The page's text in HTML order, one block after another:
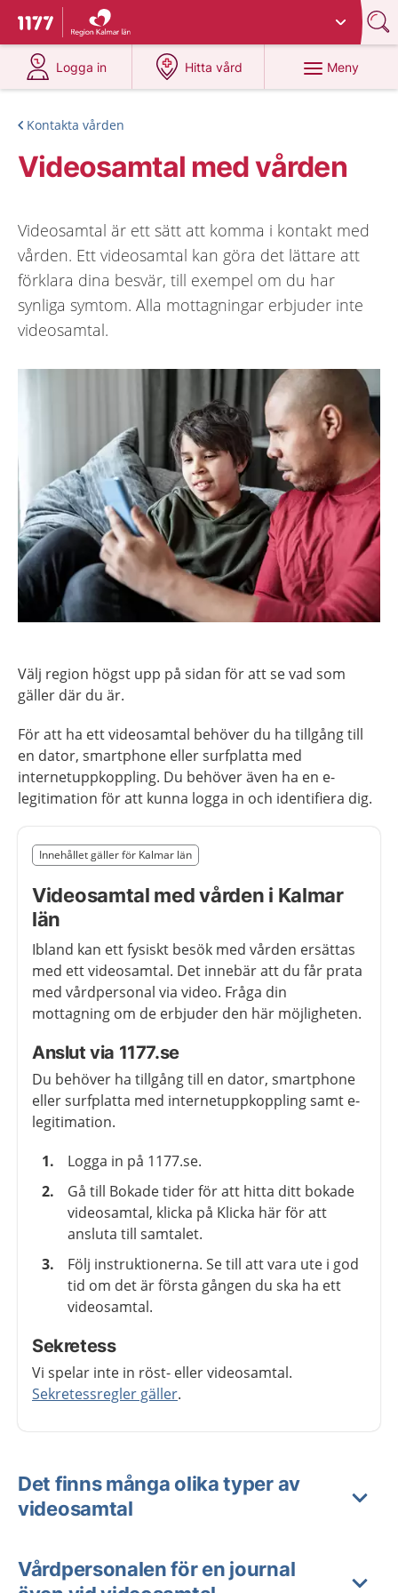
Till startsidan för 1177
Du har valt region
Logga in
på 1177.se
Hitta vård
på 1177.se
Meny
Kontakta vården
Videosamtal med vården
Videosamtal är ett sätt att komma i kontakt med
vården. Ett videosamtal kan göra det lättare att
förklara dina besvär, till exempel om du har
synliga symtom. Alla mottagningar erbjuder inte
videosamtal.
Välj region högst upp på sidan för att se vad som
gäller där du är.
För att ha ett videosamtal behöver du ha tillgång till
en dator, smartphone eller surfplatta med
internetuppkoppling. Du behöver även ha en e-
legitimation för att kunna logga in och identifiera dig.
Nedan innehåll gäller region Kalmar län
Innehållet gäller för Kalmar län
Videosamtal med vården i Kalmar
län
Ibland kan ett fysiskt besök med vården ersättas
med ett videosamtal. Det innebär att du får prata
med vårdpersonal via video. Fråga din
mottagning om de erbjuder den här möjligheten.
Anslut via 1177.se
Du behöver ha tillgång till en dator, smartphone
eller surfplatta med internetuppkoppling samt e-
legitimation.
Logga in på 1177.se.
Gå till Bokade tider för att hitta ditt bokade
videosamtal, klicka på Klicka här för att
ansluta till samtalet.
Följ instruktionerna. Se till att vara ute i god
tid om det är första gången du ska ha ett
videosamtal.
Sekretess
Vi spelar inte in röst- eller videosamtal.
Sekretessregler gäller.
Slut på det regionala tillägget från region Kalmar län
Det finns många olika typer av
videosamtal
Vårdpersonalen för en journal